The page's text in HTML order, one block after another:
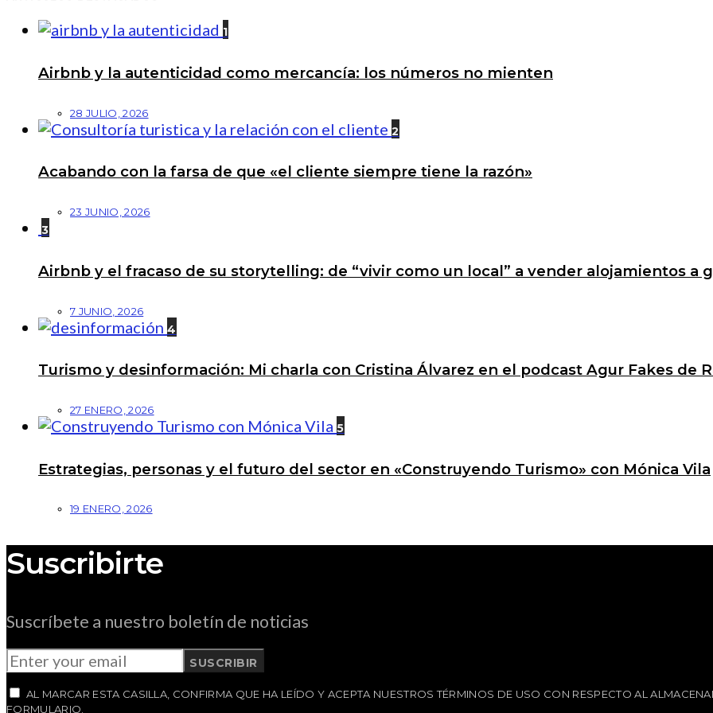
1
Airbnb y la autenticidad como mercancía: los números no mienten
28 JULIO, 2026
2
Acabando con la farsa de que «el cliente siempre tiene la razón»
23 JUNIO, 2026
3
Airbnb y el fracaso de su storytelling: de “vivir como un local” a vender alojamientos a
7 JUNIO, 2026
4
Turismo y desinformación: Mi charla con Cristina Álvarez en el podcast Agur Fakes de
27 ENERO, 2026
5
Estrategias, personas y el futuro del sector en «Construyendo Turismo» con Mónica Vila
19 ENERO, 2026
Suscribirte
Suscríbete a nuestro boletín de noticias
SUSCRIBIR
AL MARCAR ESTA CASILLA, CONFIRMA QUE HA LEÍDO Y ACEPTA NUESTROS TÉRMINOS DE USO CON RESPECTO AL
FORMULARIO.